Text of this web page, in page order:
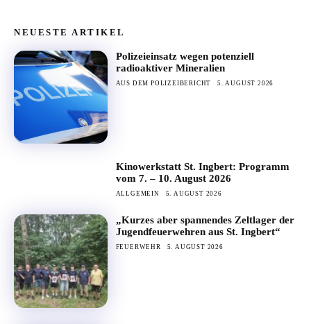
NEUESTE ARTIKEL
Polizeieinsatz wegen potenziell
radioaktiver Mineralien
AUS DEM POLIZEIBERICHT 5. AUGUST 2026
Kinowerkstatt St. Ingbert: Programm
vom 7. – 10. August 2026
ALLGEMEIN 5. AUGUST 2026
„Kurzes aber spannendes Zeltlager der
Jugendfeuerwehren aus St. Ingbert“
FEUERWEHR 5. AUGUST 2026